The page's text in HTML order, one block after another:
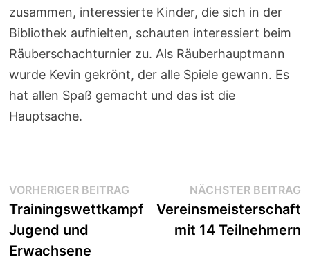
zusammen, interessierte Kinder, die sich in der
Bibliothek aufhielten, schauten interessiert beim
Räuberschachturnier zu. Als Räuberhauptmann
wurde Kevin gekrönt, der alle Spiele gewann. Es
hat allen Spaß gemacht und das ist die
Hauptsache.
Beitragsnavigation
VORHERIGER BEITRAGVorheriger
Beitrag:
Trainingswettkampf
Jugend und
Erwachsene
NÄCHSTER BEITRAG
Vereinsmeisterschaft
mit 14 Teilnehmern